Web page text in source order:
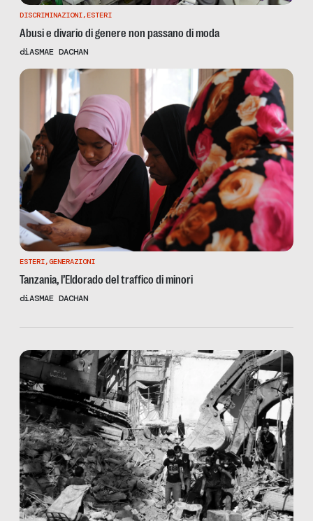
DISCRIMINAZIONI,ESTERI
Abusi e divario di genere non passano di moda
diASMAE DACHAN
ESTERI,GENERAZIONI
Tanzania, l’Eldorado del traffico di minori
diASMAE DACHAN